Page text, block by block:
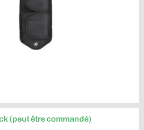
(peut être commandé)